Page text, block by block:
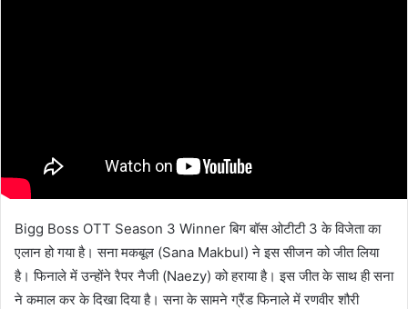
Bigg Boss OTT Season 3 Winner बिग बॉस ओटीटी 3 के विजेता का
एलान हो गया है। सना मकबूल (Sana Makbul) ने इस सीजन को जीत लिया
है। फिनाले में उन्होंने रैपर नैजी (Naezy) को हराया है। इस जीत के साथ ही सना
ने कमाल कर के दिखा दिया है। सना के सामने ग्रैंड फिनाले में रणवीर शौरी